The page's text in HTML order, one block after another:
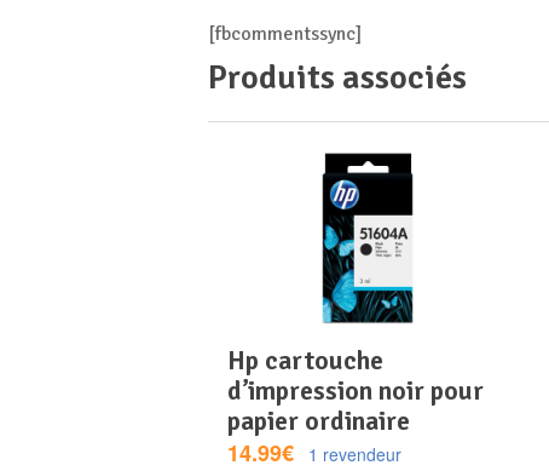
[fbcommentssync]
Produits associés
hp cartouche
d’impression noir pour
papier ordinaire
14.99€
1 revendeur